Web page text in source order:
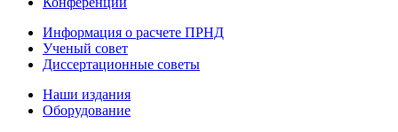
Информация о расчете ПРНД
Ученый совет
Диссертационные советы
Наши издания
Оборудование